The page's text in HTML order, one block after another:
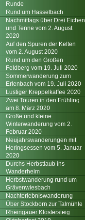
Runde
Rund um Hasselbach
Nachmittags über Drei Eichen
und Tenne vom 2. August
2020
Auf den Spuren der Kelten
vom 2. August 2020
Rund um den Großen
Feldberg vom 19. Juli 2020
Sommerwanderung zum
Erlenbach vom 19. Juli 2020
Lustiger Kreppelkaffee 2020
Zwei Touren in den Frühling
am 8. März 2020
Große und kleine
Winterwanderung vom 2.
Februar 2020
Neujahrswanderungen mit
Heringsessen vom 5. Januar
2020
Durchs Herbstlaub ins
Wanderheim
Herbstwanderung rund um
Grävenwiesbach
Nachterlebniswanderung
Über Stockborn zur Talmühle
Rheingauer Klostersteig